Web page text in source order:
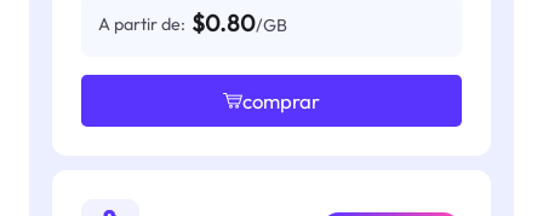
A partir de: $0.80/GB
comprar